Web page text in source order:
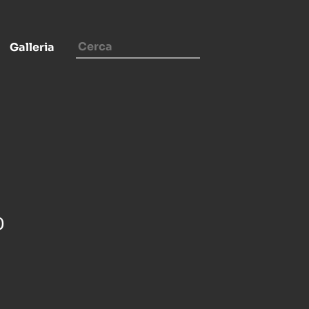
Galleria